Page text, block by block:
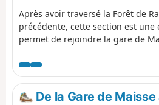
Après avoir traversé la Forêt de
précédente, cette section est une
permet de rejoindre la gare de
Vaudoué. C'est la seule étape du
pas au niveau d'une gare. La
des portions dans les bois et des
De la Gare de